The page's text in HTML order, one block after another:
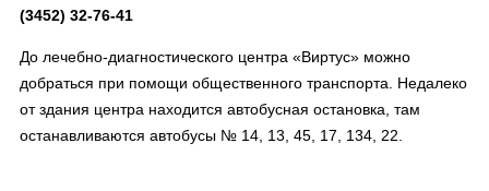
(3452) 32-76-41
До лечебно-диагностического центра «Виртус» можно
добраться при помощи общественного транспорта. Недалеко
от здания центра находится автобусная остановка, там
останавливаются автобусы № 14, 13, 45, 17, 134, 22.